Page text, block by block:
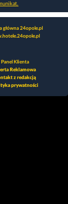
główna 24opole.pl
Panel Klienta
Reklamowa
z redakcją
prywatności